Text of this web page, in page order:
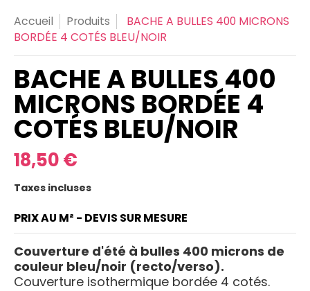
Accueil Produits
BACHE A BULLES 400 MICRONS
BORDÉE 4 COTÉS BLEU/NOIR
BACHE A BULLES 400
MICRONS BORDÉE 4
COTÉS BLEU/NOIR
18,50 €
Taxes incluses
PRIX AU M² - DEVIS SUR MESURE
Couverture d'été à bulles 400 microns de
couleur bleu/noir (recto/verso).
Couverture isothermique bordée 4 cotés.